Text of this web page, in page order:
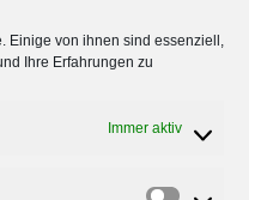
Einige von ihnen sind essenziell,
Ihre Erfahrungen zu
Immer aktiv